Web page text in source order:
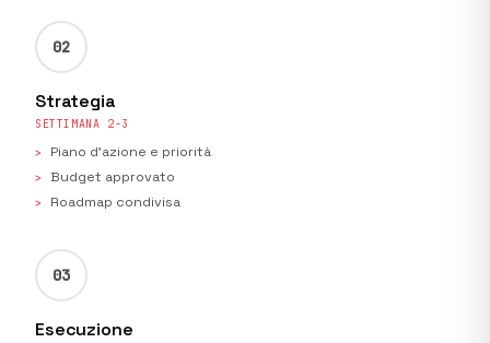
02
Strategia
SETTIMANA 2-3
Piano d'azione e priorità
Budget approvato
Roadmap condivisa
03
Esecuzione